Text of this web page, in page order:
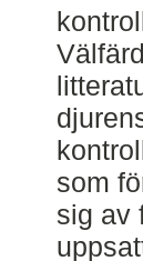
som
sig av